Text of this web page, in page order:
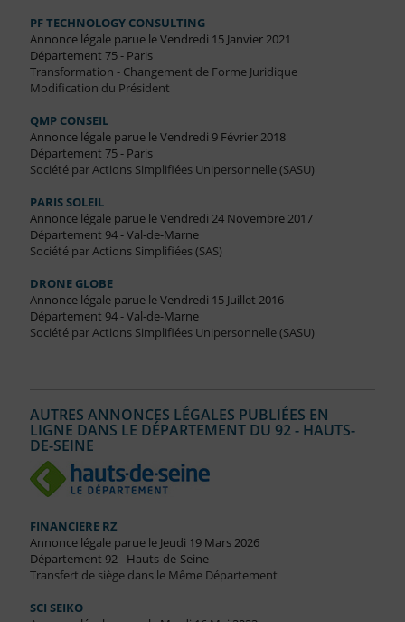
PF TECHNOLOGY CONSULTING
Annonce légale parue le Vendredi 15 Janvier 2021
Département 75 - Paris
Transformation - Changement de Forme Juridique
Modification du Président
QMP CONSEIL
Annonce légale parue le Vendredi 9 Février 2018
Département 75 - Paris
Société par Actions Simplifiées Unipersonnelle (SASU)
PARIS SOLEIL
Annonce légale parue le Vendredi 24 Novembre 2017
Département 94 - Val-de-Marne
Société par Actions Simplifiées (SAS)
DRONE GLOBE
Annonce légale parue le Vendredi 15 Juillet 2016
Département 94 - Val-de-Marne
Société par Actions Simplifiées Unipersonnelle (SASU)
AUTRES ANNONCES LÉGALES PUBLIÉES EN
LIGNE DANS LE DÉPARTEMENT DU 92 - HAUTS-
DE-SEINE
FINANCIERE RZ
Annonce légale parue le Jeudi 19 Mars 2026
Département 92 - Hauts-de-Seine
Transfert de siège dans le Même Département
SCI SEIKO